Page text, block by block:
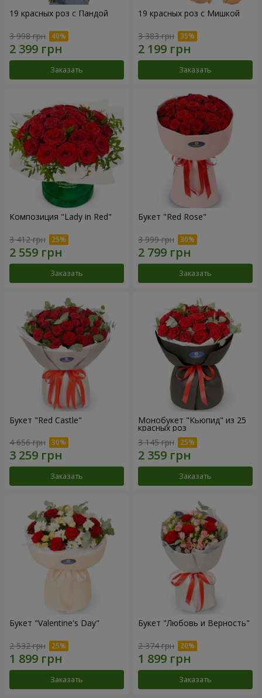
19 красных роз с Пандой
3 998 грн
Заказать
19 красных роз с Мишкой
3 383 грн
Заказать
Композиция "Lady in Red"
3 412 грн
Заказать
Букет "Red Rose"
3 999 грн
Заказать
Букет "Red Castle"
4 656 грн
Заказать
Монобукет "Кьюпид" из 25
красных роз
3 145 грн
Заказать
Букет "Valentine's Day"
2 532 грн
Заказать
Букет "Любовь и Верность"
2 374 грн
Заказать